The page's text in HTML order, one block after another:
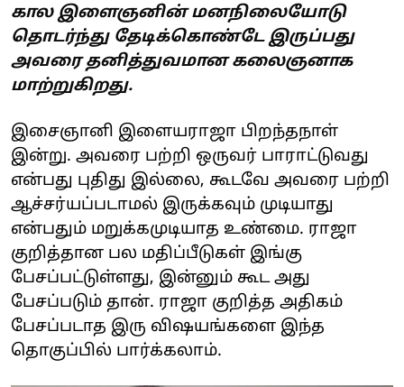
கால இளைஞனின் மனநிலையோடு
தொடர்ந்து தேடிக்கொண்டே இருப்பது
அவரை தனித்துவமான கலைஞனாக
மாற்றுகிறது.
இசைஞானி இளையராஜா பிறந்தநாள்
இன்று. அவரை பற்றி ஒருவர் பாராட்டுவது
என்பது புதிது இல்லை, கூடவே அவரை பற்றி
ஆச்சர்யப்படாமல் இருக்கவும் முடியாது
என்பதும் மறுக்கமுடியாத உண்மை. ராஜா
குறித்தான பல மதிப்பீடுகள் இங்கு
பேசப்பட்டுள்ளது, இன்னும் கூட அது
பேசப்படும் தான். ராஜா குறித்த அதிகம்
பேசப்படாத இரு விஷயங்களை இந்த
தொகுப்பில் பார்க்கலாம்.